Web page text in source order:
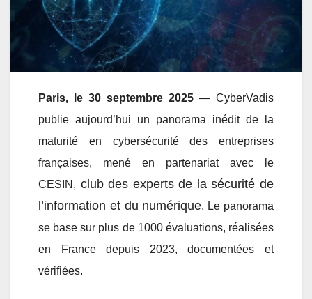
Paris, le 30 septembre 2025 — CyberVadis
publie aujourd’hui un panorama inédit de la
maturité en cybersécurité des entreprises
françaises, mené en partenariat avec le
CESIN, club des experts de la sécurité de
l’information et du numérique. Le panorama
se base sur plus de 1000 évaluations, réalisées
en France depuis 2023, documentées et
vérifiées.